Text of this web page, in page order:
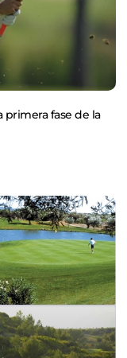
primera fase de la